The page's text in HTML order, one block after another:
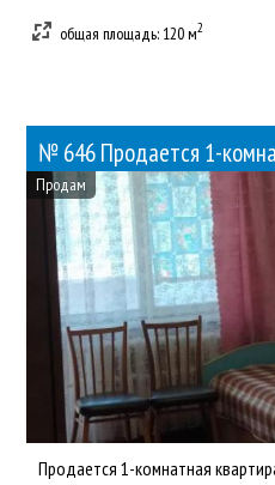
общая площадь: 120 м2
№ 646 Продается 1-
Продам